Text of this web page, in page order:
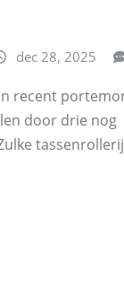
dec 28, 2025
recent
door drie nog